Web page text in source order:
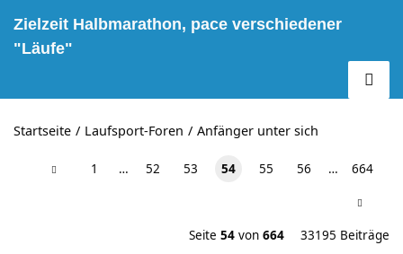
Zielzeit Halbmarathon, pace verschiedener
"Läufe"
Startseite Laufsport-Foren Anfänger unter sich
1 … 52 53 54 55 56 … 664
Seite 54 von 664 33195 Beiträge